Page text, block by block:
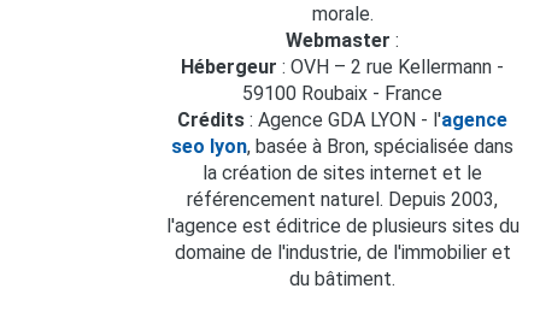
morale.
Webmaster :
Hébergeur : OVH – 2 rue Kellermann -
59100 Roubaix - France
Crédits : Agence GDA LYON - l'agence
seo lyon, basée à Bron, spécialisée dans
la création de sites internet et le
référencement naturel. Depuis 2003,
l'agence est éditrice de plusieurs sites du
domaine de l'industrie, de l'immobilier et
du bâtiment.